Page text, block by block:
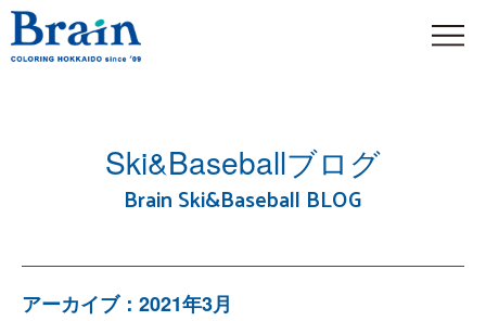
Ski&Baseballブログ
Brain Ski&Baseball BLOG
アーカイブ：2021年3月